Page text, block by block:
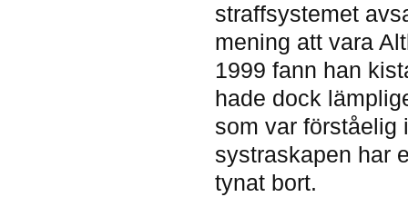
straffsystemet
mening att vara
1999 fann han
hade dock
som var förståelig
systraskapen har
tynat bort.